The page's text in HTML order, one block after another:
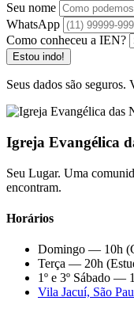
Seu nome
WhatsApp
Como conheceu a IEN?
Estou indo!
Seus dados são seguros.
Igreja Evangélica
Seu Lugar. Uma
encontram.
Horários
Domingo — 10h
Terça — 20h
1º e 3º Sábado —
Vila Jacuí, São